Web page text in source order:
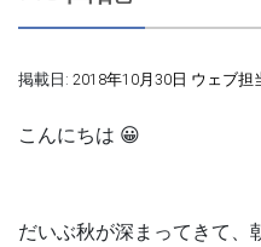
掲載日: 2018年10月30日 ウェブ担
こんにちは 😀
だいぶ秋が深まってきて、